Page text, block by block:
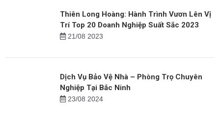
Dịch Vụ Bảo Vệ Mục Tiêu Di động Chuyên
nghiệp Của Thiên Long Hoàng
Thiên Long Hoàng: Hành Trình Vươn Lên Vị
Trí Top 20 Doanh Nghiệp Suất Sắc 2023